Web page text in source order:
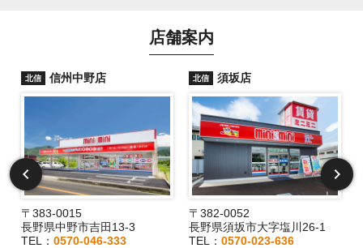
店舗案内
北信 信州中野店
〒383-0015
長野県中野市吉田13-3
TEL： 0570-046-333
北信 須坂店
〒382-0052
長野県須坂市大字塩川26-1
TEL：0570-023-636